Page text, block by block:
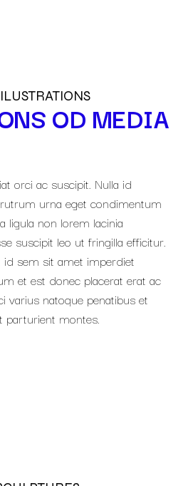
ILUSTRATIONS
OD MEDIA
orci ac suscipit. Nulla id
urna eget condimentum
ligula non lorem lacinia
suscipit leo ut fringilla efficitur.
sem sit amet imperdiet
et est donec placerat erat ac
varius natoque penatibus et
parturient montes.